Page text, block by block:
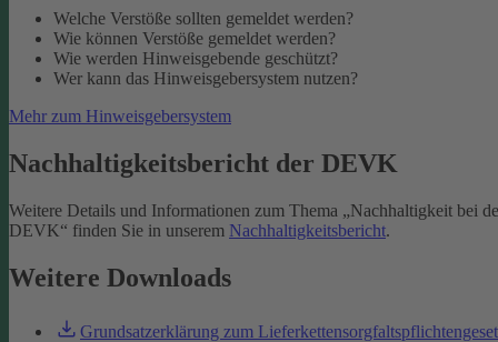
Welche Verstöße sollten gemeldet werden?
Wie können Verstöße gemeldet werden?
Wie werden Hinweisgebende geschützt?
Wer kann das Hinweisgebersystem nutzen?
Mehr zum Hinweisgebersystem
Nachhaltigkeitsbericht der DEVK
Weitere Details und Informationen zum Thema „Nachhaltigkeit bei
DEVK“ finden Sie in unserem Nachhaltigkeitsbericht.
Weitere Downloads
Grundsatzerklärung zum